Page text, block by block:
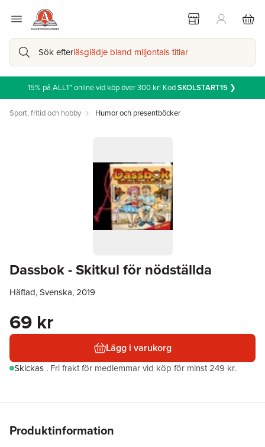
Sök efterläsglädje bland miljontals titlar
15% på ALLT* online vid köp över 300 kr! KodSKOLSTART15❯
Sport, fritid och hobby Humor och presentböcker
Dassbok - Skitkul för nödställda
Häftad, Svenska, 2019
69 kr
Lägg i varukorg
Skickas . Fri frakt för medlemmar vid köp för minst 249 kr.
Produktinformation